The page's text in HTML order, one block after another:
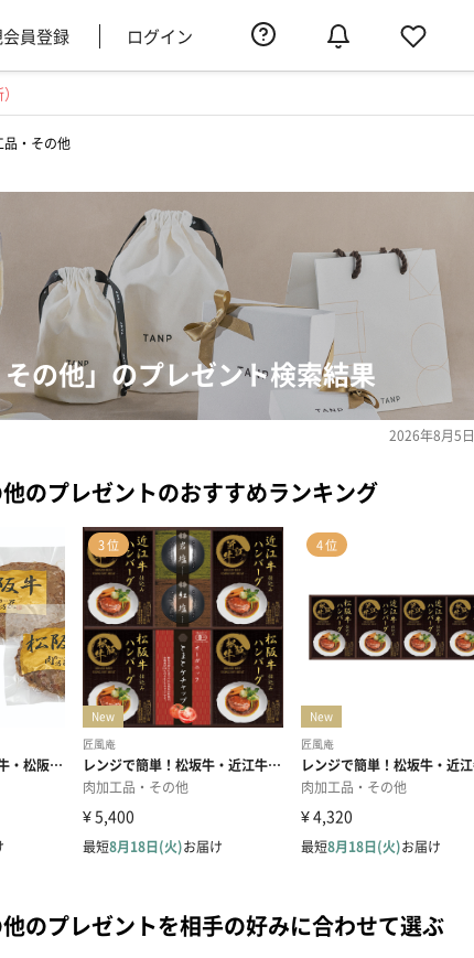
員登録 ログイン
品・その他
その他」のプレゼント検索結果
2026年8月5日
のプレゼントのおすすめランキング
のプレゼントを相手の好みに合わせて選ぶ